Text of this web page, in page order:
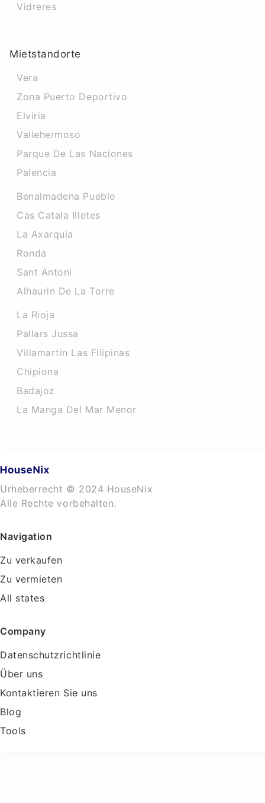
Vidreres
Mietstandorte
Vera
Zona Puerto Deportivo
Elviria
Vallehermoso
Parque De Las Naciones
Palencia
Benalmadena Pueblo
Cas Catala Illetes
La Axarquia
Ronda
Sant Antoni
Alhaurin De La Torre
La Rioja
Pallars Jussa
Villamartin Las Filipinas
Chipiona
Badajoz
La Manga Del Mar Menor
Urheberrecht © 2024 HouseNix
Alle Rechte vorbehalten.
Navigation
Zu verkaufen
Zu vermieten
All states
Company
Datenschutzrichtlinie
Über uns
Kontaktieren Sie uns
Blog
Tools